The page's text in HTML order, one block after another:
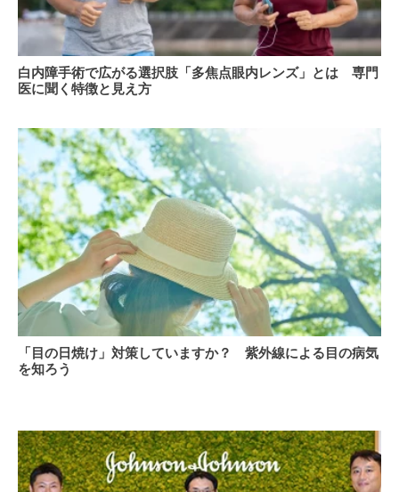
て
い
ま
せ
ん
乱
視
と
見
え
方
の
話
－
白
内
術
で
広
が
る
選
択
肢
「多
焦
眼
内
と
は
専
白内障手術で広がる選択肢「多焦点眼内レンズ」とは 専門
医に聞く特徴と見え方
「目
の
日
対
策
し
「目の日焼け」対策していますか？ 紫外線による目の病気
を知ろう